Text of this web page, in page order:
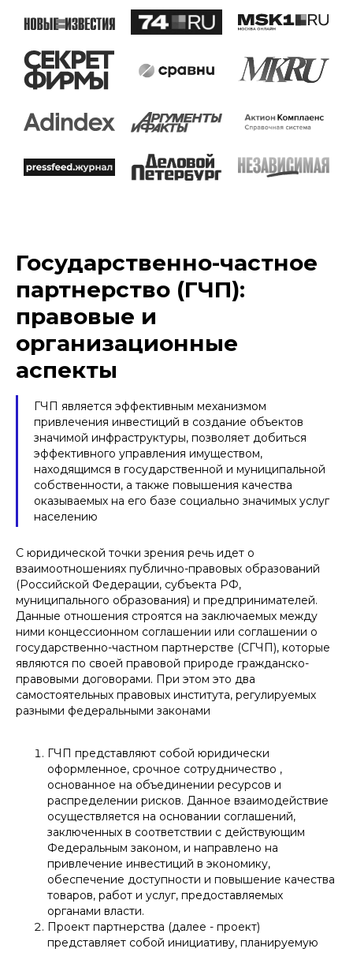
Государственно-частное
партнерство (ГЧП):
правовые и
организационные
аспекты
ГЧП является эффективным механизмом
привлечения инвестиций в создание объектов
значимой инфраструктуры, позволяет добиться
эффективного управления имуществом,
находящимся в государственной и муниципальной
собственности, а также повышения качества
оказываемых на его базе социально значимых услуг
населению
С юридической точки зрения речь идет о
взаимоотношениях публично-правовых образований
(Российской Федерации, субъекта РФ,
муниципального образования) и предпринимателей.
Данные отношения строятся на заключаемых между
ними концессионном соглашении или соглашении о
государственно-частном партнерстве (СГЧП), которые
являются по своей правовой природе гражданско-
правовыми договорами. При этом это два
самостоятельных правовых института, регулируемых
разными федеральными законами
ГЧП представляют собой юридически
оформленное, срочное сотрудничество ,
основанное на объединении ресурсов и
распределении рисков. Данное взаимодействие
осуществляется на основании соглашений,
заключенных в соответствии с действующим
Федеральным законом, и направлено на
привлечение инвестиций в экономику,
обеспечение доступности и повышение качества
товаров, работ и услуг, предоставляемых
органами власти.
Проект партнерства (далее - проект)
представляет собой инициативу, планируемую